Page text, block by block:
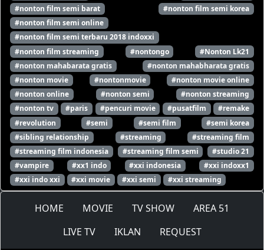
#nonton film semi barat
#nonton film semi korea
#nonton film semi online
#nonton film semi terbaru 2018 indoxxi
#nonton film streaming
#nontongo
#Nonton Lk21
#nonton mahabarata gratis
#nonton mahabharata gratis
#nonton movie
#nontonmovie
#nonton movie online
#nonton online
#nonton semi
#nonton streaming
#nonton tv
#paris #pencuri movie #pusatfilm
#remake
#revolution
#semi #semi film
#semi korea
#sibling relationship
#streaming
#streaming film
#streaming film indonesia
#streaming film semi
#studio 21
#vampire
#xx1 indo #xxi indonesia
#xxi indoxx1
#xxi indo xxi
#xxi movie #xxi semi #xxi streaming
HOME MOVIE TV SHOW
AREA 51
LIVE TV
IKLAN REQUEST